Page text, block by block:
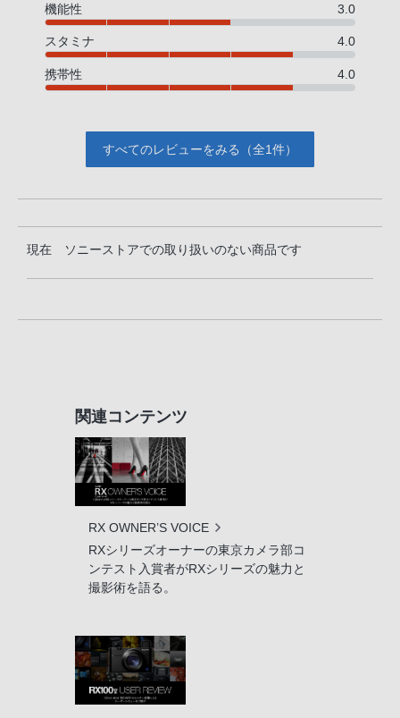
機能性 3.0
スタミナ 4.0
携帯性 4.0
すべてのレビューをみる（全1件）
現在 ソニーストアでの取り扱いのない商品です
関連コンテンツ
RX OWNER’S VOICE
RXシリーズオーナーの東京カメラ部コ
ンテスト入賞者がRXシリーズの魅力と
撮影術を語る。